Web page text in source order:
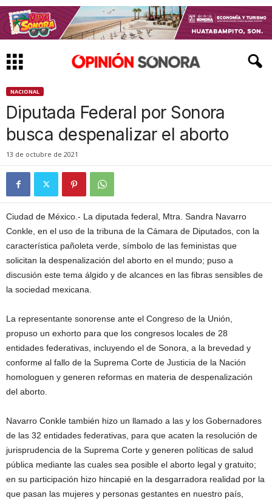
NACIONAL
Diputada Federal por Sonora
busca despenalizar el aborto
13 de octubre de 2021
Ciudad de México.- La diputada federal, Mtra. Sandra Navarro
Conkle, en el uso de la tribuna de la Cámara de Diputados, con la
característica pañoleta verde, símbolo de las feministas que
solicitan la despenalización del aborto en el mundo; puso a
discusión este tema álgido y de alcances en las fibras sensibles de
la sociedad mexicana.
La representante sonorense ante el Congreso de la Unión,
propuso un exhorto para que los congresos locales de 28
entidades federativas, incluyendo el de Sonora, a la brevedad y
conforme al fallo de la Suprema Corte de Justicia de la Nación
homologuen y generen reformas en materia de despenalización
del aborto.
Navarro Conkle también hizo un llamado a las y los Gobernadores
de las 32 entidades federativas, para que acaten la resolución de
jurisprudencia de la Suprema Corte y generen políticas de salud
pública mediante las cuales sea posible el aborto legal y gratuito;
en su participación hizo hincapié en la desgarradora realidad por la
que pasan las mujeres y personas gestantes en nuestro país,